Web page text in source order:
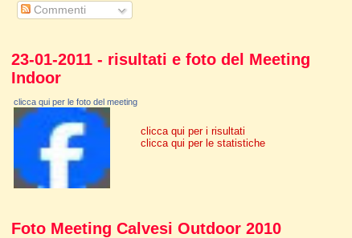
Commenti
23-01-2011 - risultati e foto del Meeting
Indoor
clicca qui per le foto del meeting
clicca qui per i risultati
clicca qui per le statistiche
Foto Meeting Calvesi Outdoor 2010